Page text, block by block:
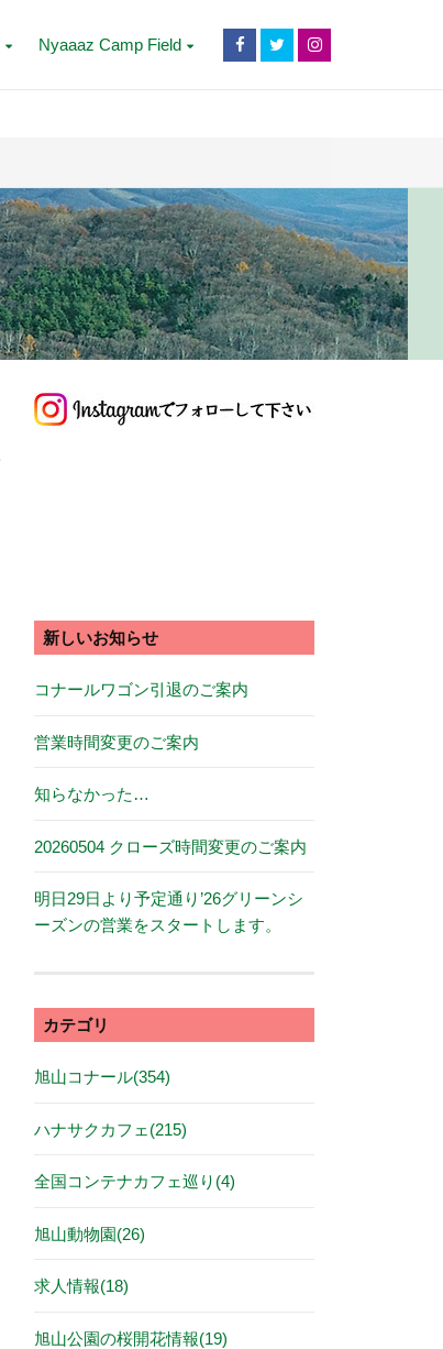
Nyaaaz Camp Field
新しいお知らせ
コナールワゴン引退のご案内
営業時間変更のご案内
知らなかった…
20260504 クローズ時間変更のご案内
明日29日より予定通り’26グリーンシ
ーズンの営業をスタートします。
カテゴリ
旭山コナール(354)
ハナサクカフェ(215)
全国コンテナカフェ巡り(4)
旭山動物園(26)
求人情報(18)
旭山公園の桜開花情報(19)